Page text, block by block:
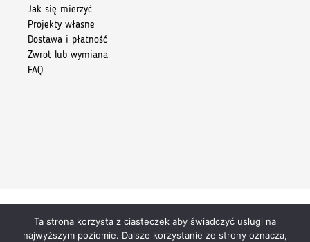
Jak się mierzyć
Projekty własne
Dostawa i płatność
Zwrot lub wymiana
FAQ
Copyright 2026 © Kiore Tomasz Skoczylas
Ta strona korzysta z ciasteczek aby świadczyć usługi na
najwyższym poziomie. Dalsze korzystanie ze strony oznacza,